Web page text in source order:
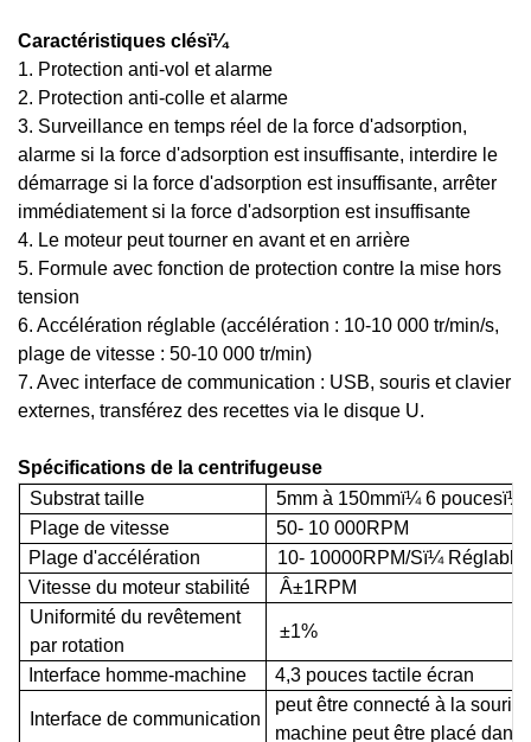
Caractéristiques clésï¼
1. Protection anti-vol et alarme
2. Protection anti-colle et alarme
3. Surveillance en temps réel de la force d'adsorption,
alarme si la force d'adsorption est insuffisante, interdire le
démarrage si la force d'adsorption est insuffisante, arrêter
immédiatement si la force d'adsorption est insuffisante
4. Le moteur peut tourner en avant et en arrière
5. Formule avec fonction de protection contre la mise hors
tension
6. Accélération réglable (accélération : 10-10 000 tr/min/s,
plage de vitesse : 50-10 000 tr/min)
7. Avec interface de communication : USB, souris et clavier
externes, transférez des recettes via le disque U.
Spécifications de la centrifugeuse
Substrat taille 5mm à 150mmï¼ 6 poucesï¼
Plage de vitesse
50- 10 000RPM
Plage d'accélération
10- 10000RPM/Sï¼ Réglable
Vitesse du moteur stabilité Â±1RPM
Uniformité du revêtement
par rotation
±1%
Interface homme-machine 4,3 pouces tactile écran
Interface de communication
peut être connecté à la souris
machine peut être placé dans